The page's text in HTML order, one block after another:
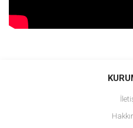
Bu ürüne ilk
Ürün resmi kalitesiz, bozuk